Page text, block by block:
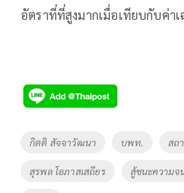
อัตราที่ที่สูงมากเมื่อเทียบกับค่าเ
Tags
กิตติ สัจจาวัฒนา บพท. สถ
สุรพล โอภาสเสถียร สู้ชนะความจ